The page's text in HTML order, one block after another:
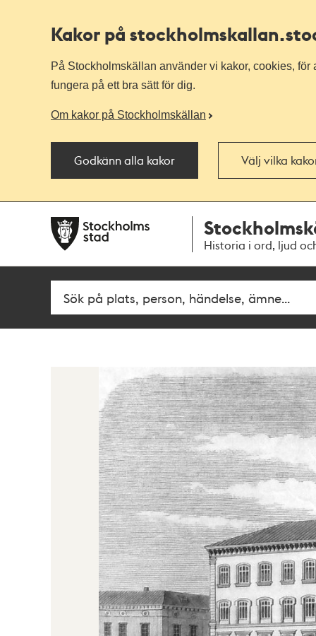
Kakor på stockholmskallan
På Stockholmskällan använder vi kakor, cookies,
fungera på ett bra sätt för dig.
Om kakor på Stockholmskällan
Godkänn alla kakor Välj vilka
navigationen
huvudinnehållet
Historia i ord, ljud
Fritextsök